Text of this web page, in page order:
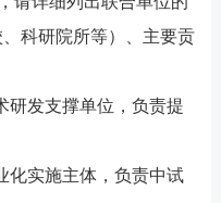
科研院所等）、主要贡
研发支撑单位，负责提
化实施主体，负责中试